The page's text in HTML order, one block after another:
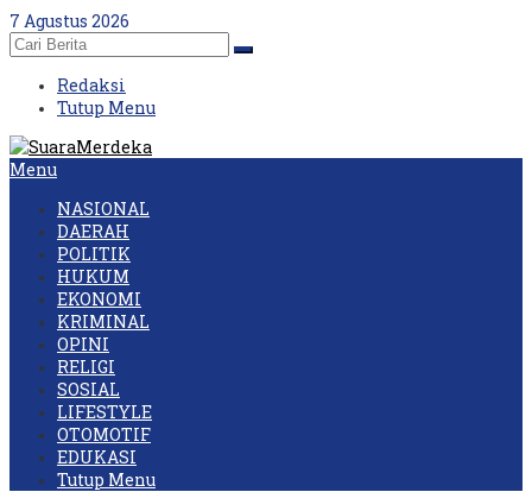
Skip
to
content
7 Agustus 2026
Redaksi
Tutup Menu
Menu
NASIONAL
DAERAH
POLITIK
HUKUM
EKONOMI
KRIMINAL
OPINI
RELIGI
SOSIAL
LIFESTYLE
OTOMOTIF
EDUKASI
Tutup Menu